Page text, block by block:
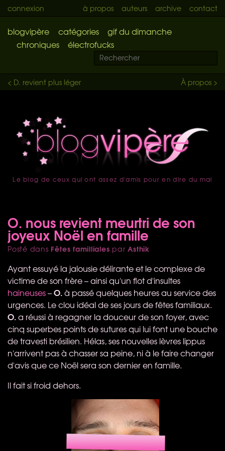
connexion à propos auteurs archive contact
blogvipère catégories
gif du dimanche
chroniques
électrofucks
À propos >
< D. revient plus léger
accueil
Le blog de ceux qui ont assez d'amis pour en dire du mal
O. nous revient meurtri de son
joyeux Noël en famille
Posté dans Fêtes familliales parAsthik
Ayant essuyé la jalousie délirante et le complexe de
victime de son frère – ainsi qu'un flot d'insultes
haineuses–O.à passé quelques heures au service des
urgences. Le clou idéal de ses jours de fêtes familiaux.
O.a réussi à regagner la douceur de son foyer, avec
cinq superbes points de sutures qui lui font une bouche
de travesti brésilien. Hélas, ses nouvelles lèvres lippus
n'arrivent pas à chasser sa peine, ni à le faire changer
d'avis que ce Noël sera son dernier en famille.
Il fait si froid dehors.